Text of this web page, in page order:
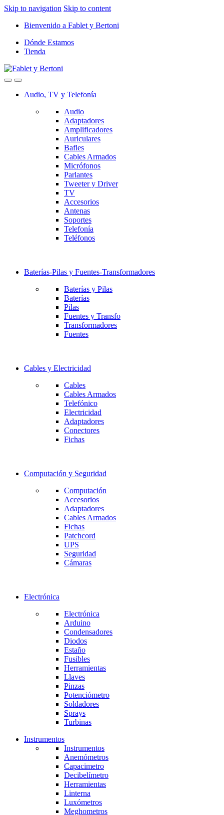
Skip to navigation Skip to content
Bienvenido a Fablet y Bertoni
Dónde Estamos
Tienda
Audio, TV y Telefonía
Audio
Adaptadores
Amplificadores
Auriculares
Bafles
Cables Armados
Micrófonos
Parlantes
Tweeter y Driver
TV
Accesorios
Antenas
Soportes
Telefonía
Teléfonos
Baterías-Pilas y Fuentes-Transformadores
Baterías y Pilas
Baterías
Pilas
Fuentes y Transfo
Transformadores
Fuentes
Cables y Electricidad
Cables
Cables Armados
Telefónico
Electricidad
Adaptadores
Conectores
Fichas
Computación y Seguridad
Computación
Accesorios
Adaptadores
Cables Armados
Fichas
Patchcord
UPS
Seguridad
Cámaras
Electrónica
Electrónica
Arduino
Condensadores
Diodos
Estaño
Fusibles
Herramientas
Llaves
Pinzas
Potenciómetro
Soldadores
Sprays
Turbinas
Instrumentos
Instrumentos
Anemómetros
Capacimetro
Decibelímetro
Herramientas
Linterna
Luxómetros
Meghometros